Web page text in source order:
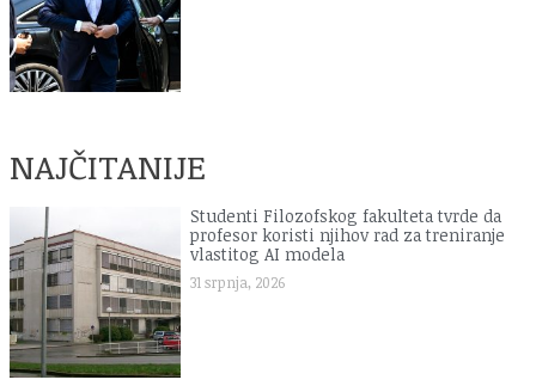
NAJČITANIJE
Studenti Filozofskog fakulteta tvrde da
profesor koristi njihov rad za treniranje
vlastitog AI modela
31 srpnja, 2026